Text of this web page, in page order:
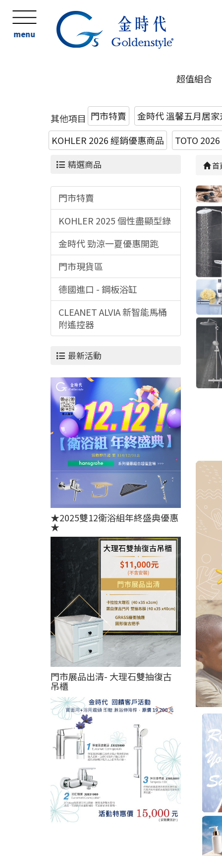
menu
超值組合
其他項目 門市特賣 金時代 溫馨五月居
KOHLER 2026 經銷優惠商品
TOTO
精選商品
門市特賣
KOHLER 2025 個性盡顯型錄
金時代 勁涼一夏優惠開跑
門市現貨區
德國進口 - 鋼板浴缸
CLEANET ALVIA 新智能馬桶
附遙控器
最新活動
★2025雙12衛浴組年終盛典優惠
★
門市展品出清- 大理石雙抽復古
吊櫃
首